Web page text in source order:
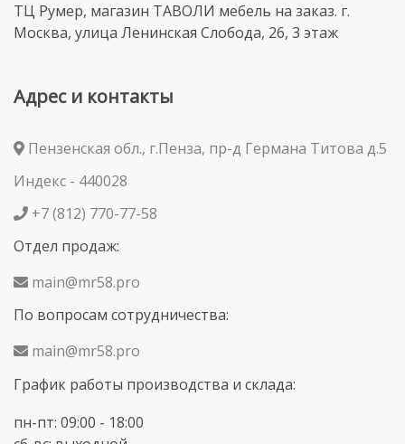
ТЦ Румер, магазин ТАВОЛИ мебель на заказ. г.
Москва, улица Ленинская Слобода, 26, 3 этаж
Адрес и контакты
Пензенская обл., г.Пенза, пр-д Германа Титова д.5
Индекс - 440028
+7 (812) 770-77-58
Отдел продаж:
main@mr58.pro
По вопросам сотрудничества:
main@mr58.pro
График работы производства и склада:
пн-пт: 09:00 - 18:00